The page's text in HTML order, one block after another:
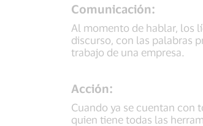
Comunicación:
Al momento de hablar, los
discurso, con las palabras
trabajo de una empresa.
Acción:
Cuando ya se cuentan con
quien tiene todas las